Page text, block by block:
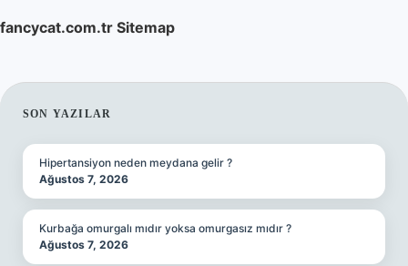
fancycat.com.tr Sitemap
SIDEBAR
SON YAZILAR
Hipertansiyon neden meydana gelir ?
Ağustos 7, 2026
Kurbağa omurgalı mıdır yoksa omurgasız mıdır ?
Ağustos 7, 2026